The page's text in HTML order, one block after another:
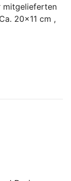
mitgelieferten
20×11 cm ,